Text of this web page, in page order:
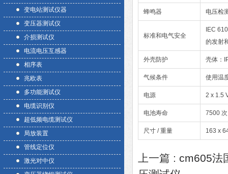
变电站测试仪器
变压器测试仪
介损测试仪
电流电压互感器
相序表
兆欧表
多功能测试仪
电缆识别仪
超低频电缆测试仪
局放装置
管线定位仪
激光对中仪
蜂鸣器 电压检
标准和电气安全
IEC
的发射
外壳防护 壳体：
气候条件 使用温
电源 2 x 1.5
电池寿命 7500
尺寸 / 重量 163 x
上一篇 : cm605法